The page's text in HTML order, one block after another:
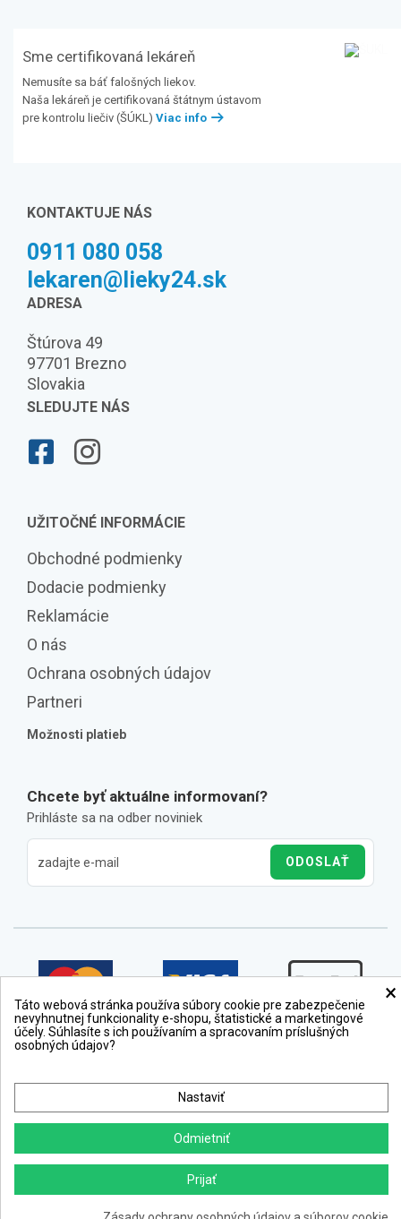
Sme certifikovaná lekáreň
Nemusíte sa báť falošných liekov.
Naša lekáreň je certifikovaná štátnym ústavom
pre kontrolu liečiv (ŠÚKL) Viac info
KONTAKTUJE NÁS
0911 080 058
lekaren@lieky24.sk
ADRESA
Štúrova 49
97701 Brezno
Slovakia
SLEDUJTE NÁS
UŽITOČNÉ INFORMÁCIE
Obchodné podmienky
Dodacie podmienky
Reklamácie
O nás
Ochrana osobných údajov
Partneri
Možnosti platieb
Chcete byť aktuálne informovaní?
Prihláste sa na odber noviniek
ODOSLAŤ
Copyright © 2012 − 2026
×
Táto webová stránka používa súbory cookie pre zabezpečenie
nevyhnutnej funkcionality e-shopu, štatistické a marketingové
účely. Súhlasíte s ich používaním a spracovaním príslušných
osobných údajov?
Nastaviť
Odmietniť
Prijať